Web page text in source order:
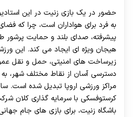
حضور در یک بازی زنیت در این
به فرد برای هواداران است، چرا که
پیشرفته، صدای بلند و حمایت پرشور
هیجان ویژه ای ایجاد می کند. این
زیرساخت های امنیتی، حمل و نقل
دسترسی آسان از نقاط مختلف شهر،
مراکز ورزشی اروپا تبدیل شده است.
کرستوفسکی با سرمایه گذاری کلان